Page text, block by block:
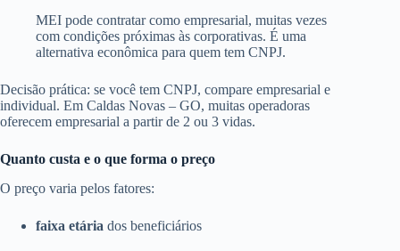
MEI pode contratar como empresarial, muitas vezes
com condições próximas às corporativas. É uma
alternativa econômica para quem tem CNPJ.
Decisão prática: se você tem CNPJ, compare empresarial e
individual. Em Caldas Novas – GO, muitas operadoras
oferecem empresarial a partir de 2 ou 3 vidas.
Quanto custa e o que forma o preço
O preço varia pelos fatores:
faixa etária dos beneficiários